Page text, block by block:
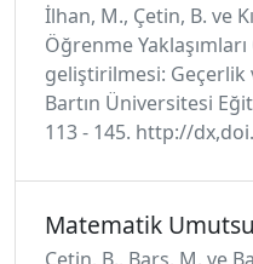
İlhan, M., Çetin, B. ve
Öğrenme
geliştirilmesi: Geçerlik
Bartın Üniversitesi
113 - 145. http://
Matematik